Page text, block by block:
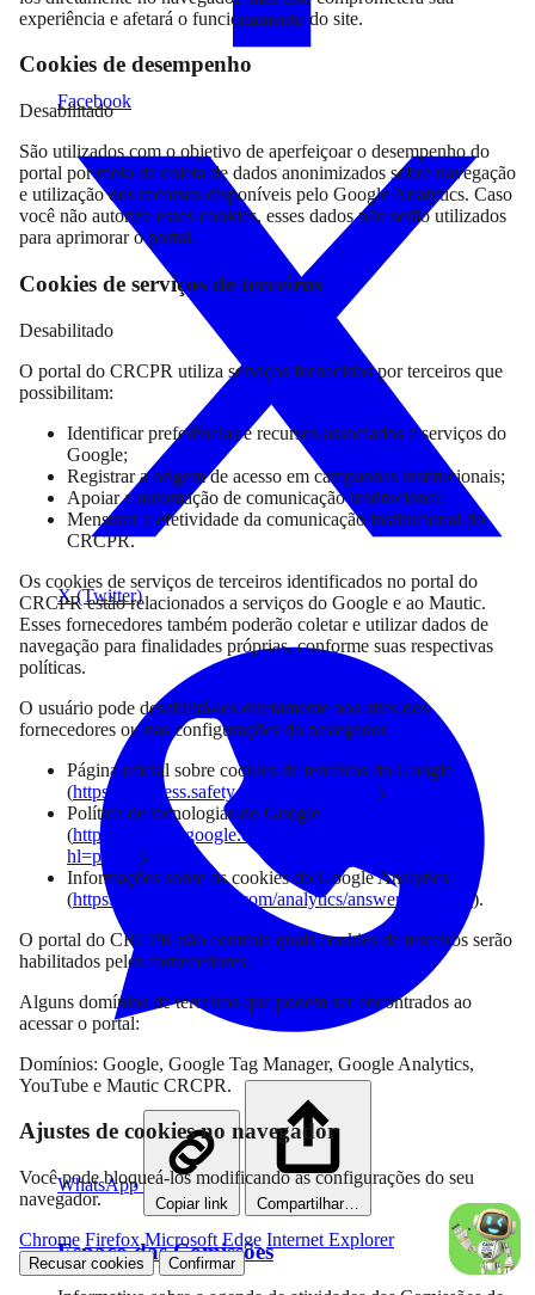
Facebook
X (Twitter)
WhatsApp
Copiar link Compartilhar…
Espaço das Comissões
experiência e afetará o funcionamento do site.
Cookies de desempenho
Desabilitado
São utilizados com o objetivo de aperfeiçoar o desempenho do
portal por meio da coleta de dados anonimizados sobre navegação
e utilização dos recursos disponíveis pelo Google Analytics. Caso
você não autorize esses cookies, esses dados não serão utilizados
para aprimorar o portal.
Cookies de serviços de terceiros
Desabilitado
O portal do CRCPR utiliza serviços fornecidos por terceiros que
possibilitam:
Identificar preferências e recursos associados a serviços do
Google;
Registrar a origem de acesso em campanhas institucionais;
Apoiar a automação de comunicação institucional;
Mensurar a efetividade da comunicação institucional do
CRCPR.
Os cookies de serviços de terceiros identificados no portal do
CRCPR estão relacionados a serviços do Google e ao Mautic.
Esses fornecedores também poderão coletar e utilizar dados de
navegação para finalidades próprias, conforme suas respectivas
políticas.
O usuário pode desabilitá-los diretamente nos sites dos
fornecedores ou nas configurações do navegador.
Página oficial sobre cookies de terceiros do Google
(https://business.safety.google/adscookies ).
Política de tecnologias do Google
(https://policies.google.com/technologies/partner-sites?
hl=pt-BR ).
Informações sobre os cookies do Google Analytics
(https://support.google.com/analytics/answer/2799357 ).
O portal do CRCPR não controla quais cookies de terceiros serão
habilitados pelos fornecedores.
Alguns domínios de terceiros que podem ser encontrados ao
acessar o portal:
Domínios: Google, Google Tag Manager, Google Analytics,
YouTube e Mautic CRCPR.
Ajustes de cookies no navegador
Você pode bloqueá-los modificando as configurações do seu
navegador.
Chrome Firefox Microsoft Edge Internet Explorer
Recusar cookies Confirmar